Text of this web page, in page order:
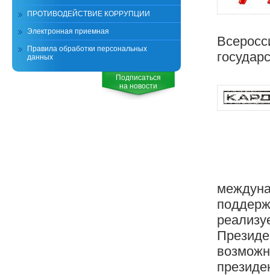
ПРОТИВОДЕЙСТВИЕ КОРРУПЦИИ
Электронная приемная
Правила обработки персональных
данных
Подписаться
на новости